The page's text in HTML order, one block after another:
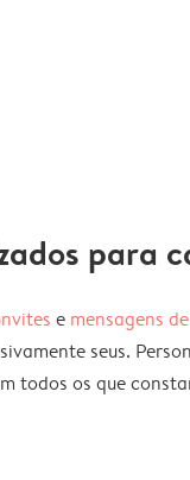
para
e mensagens
seus.
todos os que